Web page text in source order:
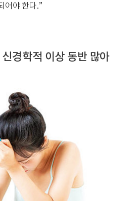
어야 한다.”
경학적 이상 동반 많아